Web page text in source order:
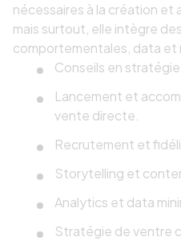
nécessaires à la création et
mais surtout, elle intègre
comportementales, data et
Conseils en
Lancement et
vente directe.
Recrutement et
Storytelling et
Analytics et data
Stratégie de ventre